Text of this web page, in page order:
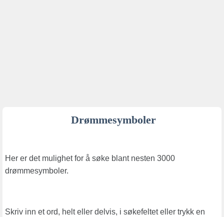
Drømmesymboler
Her er det mulighet for å søke blant nesten 3000
drømmesymboler.
Skriv inn et ord, helt eller delvis, i søkefeltet eller trykk en